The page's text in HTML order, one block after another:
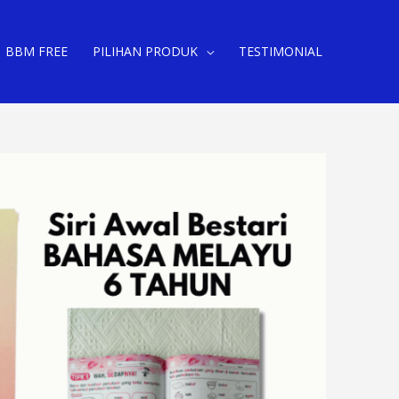
BBM FREE PILIHAN PRODUK TESTIMONIAL